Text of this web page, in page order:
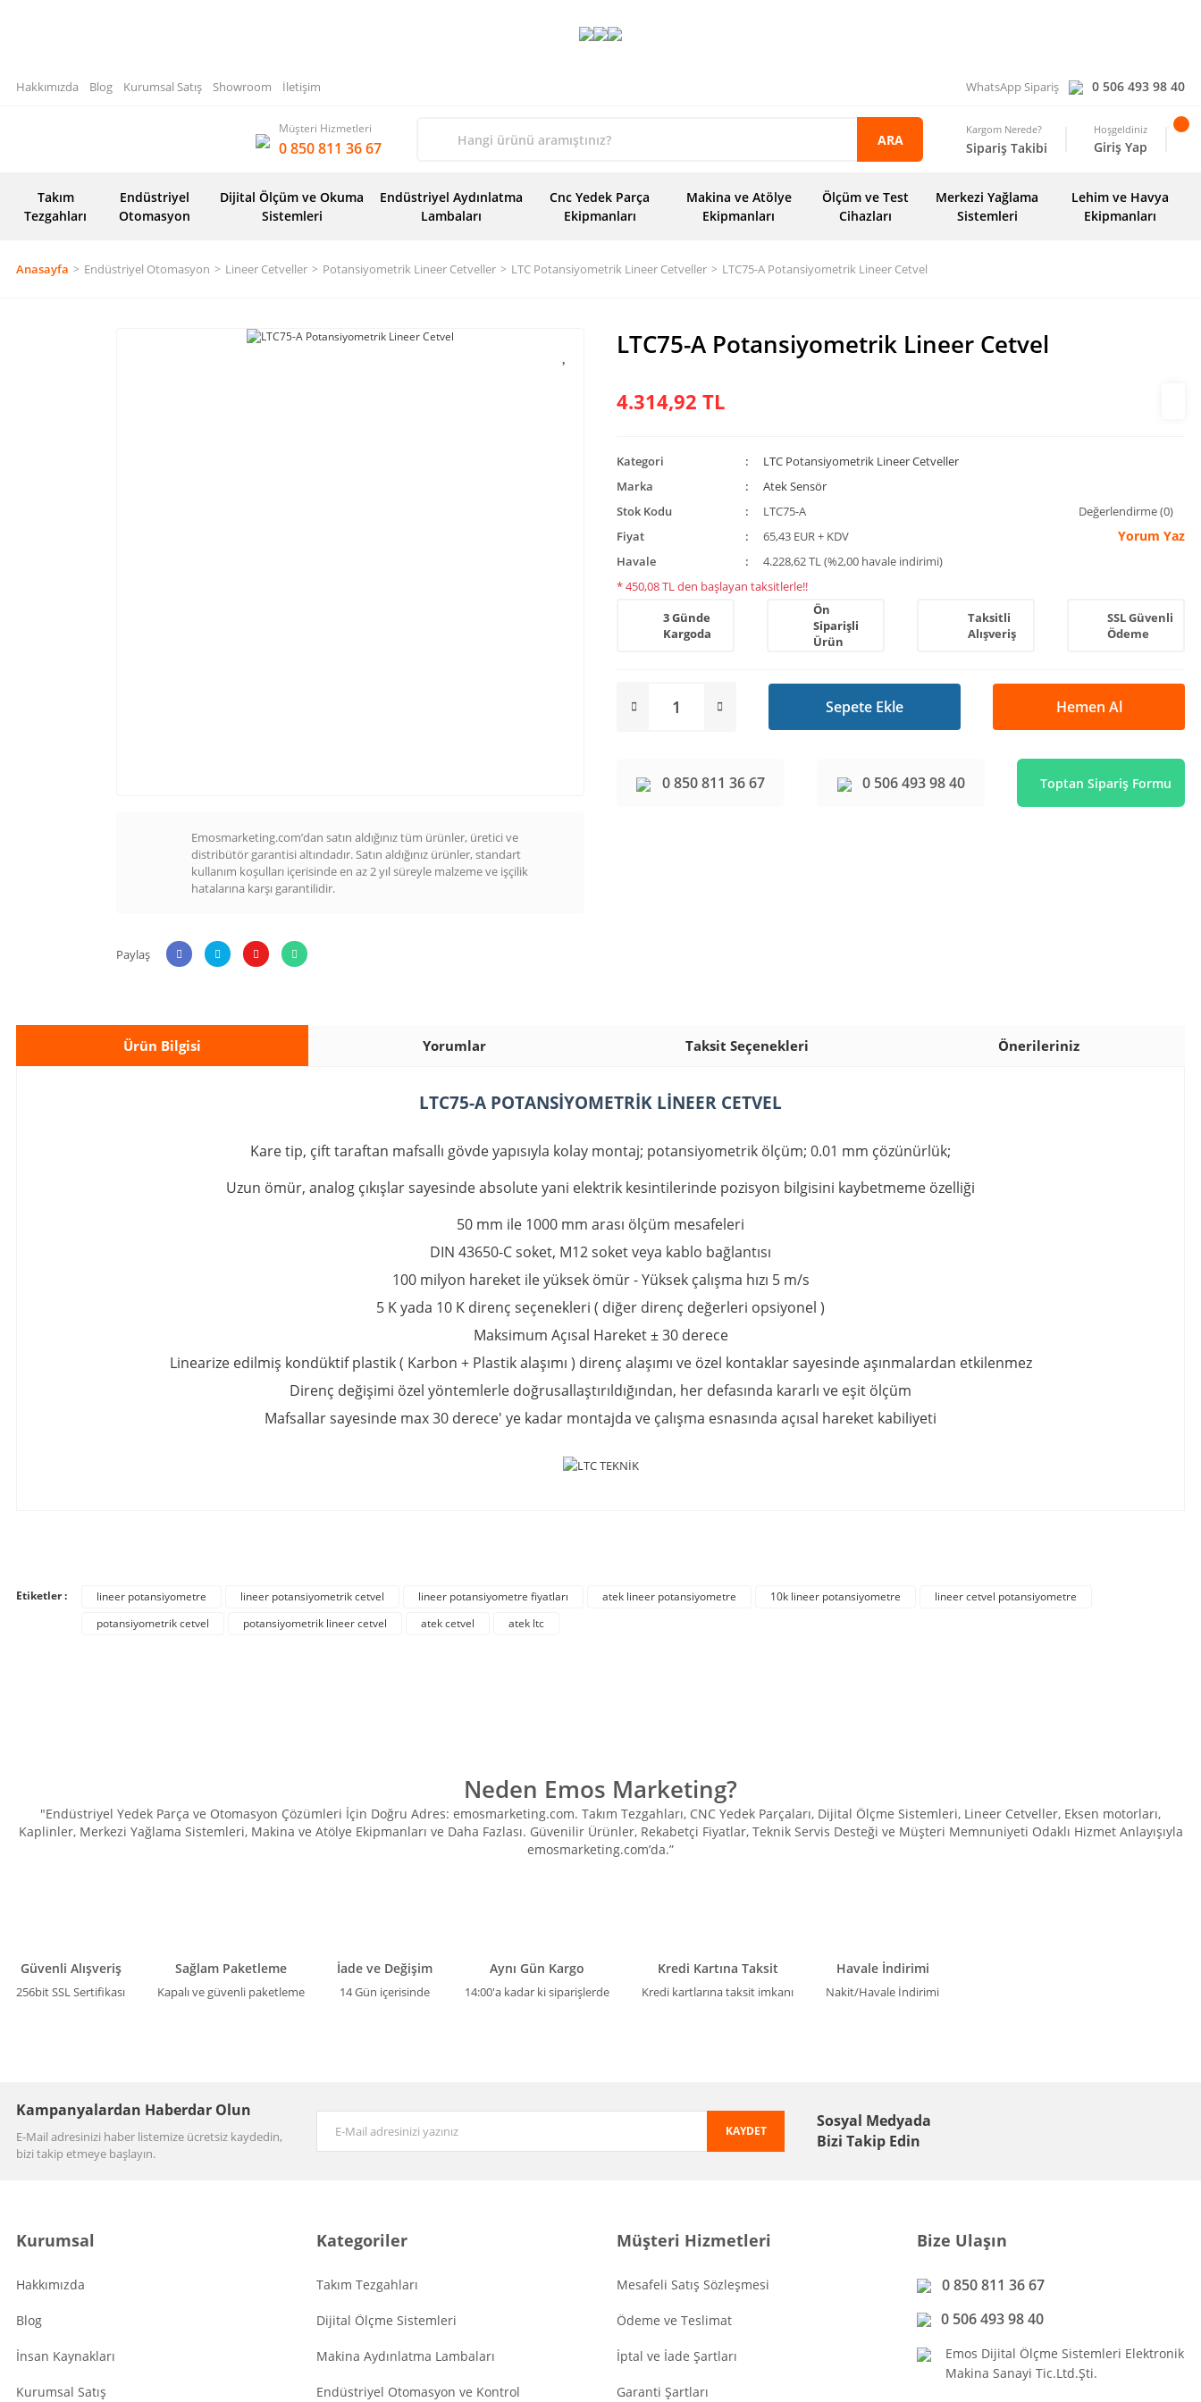
Hakkımızda Blog Kurumsal Satış Showroom İletişim WhatsApp Sipariş 0 506 493 98 40
Müşteri Hizmetleri
0 850 811 36 67 ARA
Kargom Nerede?
Sipariş Takibi
Hoşgeldiniz
Giriş Yap
Takım
Tezgahları
Endüstriyel
Otomasyon
Dijital Ölçüm ve Okuma
Sistemleri
Endüstriyel Aydınlatma
Lambaları
Cnc Yedek Parça
Ekipmanları
Makina ve Atölye
Ekipmanları
Ölçüm ve Test
Cihazları
Merkezi Yağlama
Sistemleri
Lehim ve Havya
Ekipmanları
Anasayfa Endüstriyel Otomasyon Lineer Cetveller Potansiyometrik Lineer Cetveller LTC Potansiyometrik Lineer Cetveller LTC75-A Potansiyometrik Lineer Cetvel
Emosmarketing.com’dan satın aldığınız tüm ürünler, üretici ve
distribütör garantisi altındadır. Satın aldığınız ürünler, standart
kullanım koşulları içerisinde en az 2 yıl süreyle malzeme ve işçilik
hatalarına karşı garantilidir.
Paylaş
LTC75-A Potansiyometrik Lineer Cetvel
4.314,92 TL
Kategori
LTC Potansiyometrik Lineer Cetveller
Marka
Atek Sensör
Stok Kodu
LTC75-A
Fiyat
65,43 EUR + KDV
Havale
4.228,62 TL (%2,00 havale indirimi)
* 450,08 TL den başlayan taksitlerle!!
Değerlendirme (0)
Yorum Yaz
3 Günde
Kargoda
Ön
Siparişli
Ürün
Taksitli
Alışveriş
SSL Güvenli
Ödeme
Sepete Ekle Hemen Al
0 850 811 36 67 0 506 493 98 40 Toptan Sipariş Formu
Ürün Bilgisi Yorumlar Taksit Seçenekleri Önerileriniz
LTC75-A POTANSİYOMETRİK LİNEER CETVEL
Kare tip, çift taraftan mafsallı gövde yapısıyla kolay montaj; potansiyometrik ölçüm; 0.01 mm çözünürlük;
Uzun ömür, analog çıkışlar sayesinde absolute yani elektrik kesintilerinde pozisyon bilgisini kaybetmeme özelliği
50 mm ile 1000 mm arası ölçüm mesafeleri
DIN 43650-C soket, M12 soket veya kablo bağlantısı
100 milyon hareket ile yüksek ömür -Yüksek çalışma hızı 5 m/s
5 K yada 10 K direnç seçenekleri ( diğer direnç değerleri opsiyonel )
Maksimum Açısal Hareket ± 30 derece
Linearize edilmiş kondüktif plastik ( Karbon + Plastik alaşımı ) direnç alaşımı ve özel kontaklar sayesinde aşınmalardan etkilenmez
Direnç değişimi özel yöntemlerle doğrusallaştırıldığından, her defasında kararlı ve eşit ölçüm
Mafsallar sayesinde max 30 derece' ye kadar montajda ve çalışma esnasında açısal hareket kabiliyeti
Gönder
Etiketler : lineer potansiyometre lineer potansiyometrik cetvel lineer potansiyometre fiyatları atek lineer potansiyometre 10k lineer potansiyometre
lineer cetvel potansiyometre
potansiyometrik cetvel
potansiyometrik lineer cetvel atek cetvel atek ltc
Neden Emos Marketing?
"Endüstriyel Yedek Parça ve Otomasyon Çözümleri İçin Doğru Adres: emosmarketing.com. Takım Tezgahları, CNC Yedek Parçaları, Dijital Ölçme Sistemleri, Lineer Cetveller, Eksen motorları,
Kaplinler, Merkezi Yağlama Sistemleri, Makina ve Atölye Ekipmanları ve Daha Fazlası. Güvenilir Ürünler, Rekabetçi Fiyatlar, Teknik Servis Desteği ve Müşteri Memnuniyeti Odaklı Hizmet Anlayışıyla
emosmarketing.com’da.”
Güvenli Alışveriş
256bit SSL Sertifikası
Sağlam Paketleme
Kapalı ve güvenli paketleme
İade ve Değişim
14 Gün içerisinde
Aynı Gün Kargo
14:00'a kadar ki siparişlerde
Kredi Kartına Taksit
Kredi kartlarına taksit imkanı
Havale İndirimi
Nakit/Havale İndirimi
Kampanyalardan Haberdar Olun
E-Mail adresinizi haber listemize ücretsiz kaydedin,
bizi takip etmeye başlayın.
KAYDET
Sosyal Medyada
Bizi Takip Edin
Kurumsal
Hakkımızda
Blog
İnsan Kaynakları
Kurumsal Satış
Kategoriler
Takım Tezgahları
Dijital Ölçme Sistemleri
Makina Aydınlatma Lambaları
Endüstriyel Otomasyon ve Kontrol
Müşteri Hizmetleri
Mesafeli Satış Sözleşmesi
Ödeme ve Teslimat
İptal ve İade Şartları
Garanti Şartları
Bize Ulaşın
0 850 811 36 67
0 506 493 98 40
Emos Dijital Ölçme Sistemleri Elektronik
Makina Sanayi Tic.Ltd.Şti.